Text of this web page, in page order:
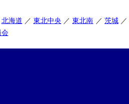
北海道 東北中央 東北南 茨城